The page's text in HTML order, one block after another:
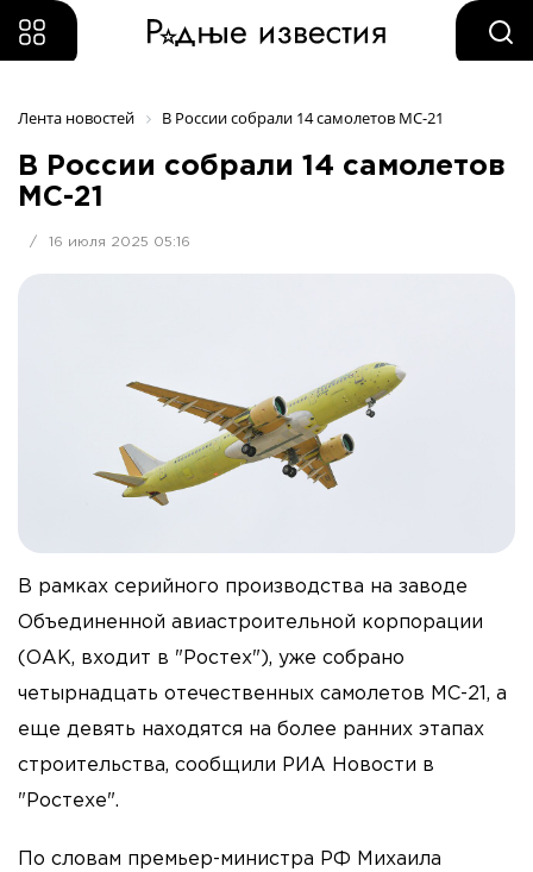
Лента новостей В России собрали 14 самолетов МС-21
В России собрали 14 самолетов
МС-21
/ 16 июля 2025 05:16
В рамках серийного производства на заводе
Объединенной авиастроительной корпорации
(ОАК, входит в "Ростех"), уже собрано
четырнадцать отечественных самолетов МС-21, а
еще девять находятся на более ранних этапах
строительства, сообщили РИА Новости в
"Ростехе".
По словам премьер-министра РФ Михаила